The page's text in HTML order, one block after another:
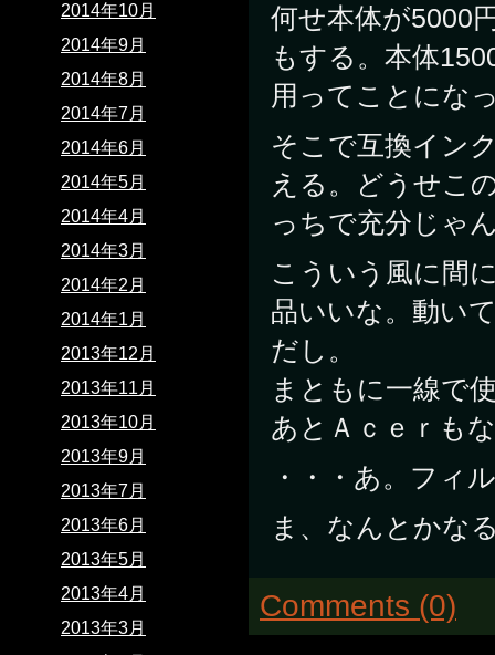
何せ本体が5000
もする。本体
用ってことにな
そこで互換イン
える。どうせこ
っちで充分じゃ
こういう風に間
品いいな。動い
だし。
まともに一線で
あとＡｃｅｒも
・・・あ。フィ
ま、なんとかな
Comments (0)
2014年10月
2014年9月
2014年8月
2014年7月
2014年6月
2014年5月
2014年4月
2014年3月
2014年2月
2014年1月
2013年12月
2013年11月
2013年10月
2013年9月
2013年7月
2013年6月
2013年5月
2013年4月
2013年3月